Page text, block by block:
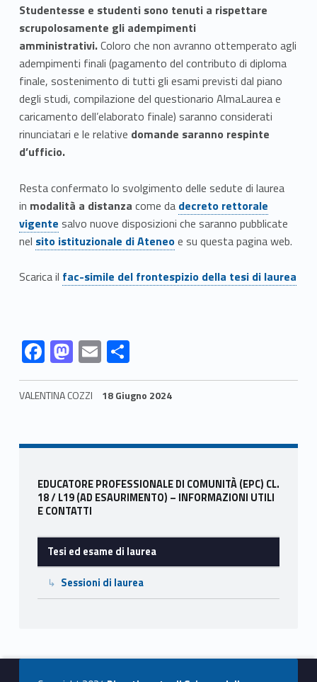
Studentesse e studenti sono tenuti a rispettare
scrupolosamente gli adempimenti
amministrativi.Coloro che non avranno ottemperato agli
adempimenti finali (pagamento del contributo di diploma
finale, sostenimento di tutti gli esami previsti dal piano
degli studi, compilazione del questionario AlmaLaurea e
caricamento dell’elaborato finale) saranno considerati
rinunciatari e le relative domande saranno respinte
d’ufficio.
Resta confermato lo svolgimento delle sedute di laurea
in modalità a distanza come da Link identifier #identifier__63780-12
decreto rettorale
vigente salvo nuove disposizioni che saranno pubblicate
nel Link identifier #identifier__152304-13
sito istituzionale di Ateneoe su questa pagina web.
Scarica il Link identifier #identifier__43643-14
fac-simile del frontespizio della tesi di laurea
Link identifier #identifier__123682-2 F
ac
e
o
k
Link identifier #identifier__191181-3 M
as
to
o
Link identifier #identifier__165541-4 E
m
ai
Link identifier #identifier__178189-5 C
o
n
vi
VALENTINA COZZI 18 Giugno 2024
Sidebar
EDUCATORE PROFESSIONALE DI COMUNITÀ (EPC) CL.
18 / L19 (AD ESAURIMENTO) – INFORMAZIONI UTILI
E CONTATTI
Tesi ed esame di laurea
Sessioni di laurea